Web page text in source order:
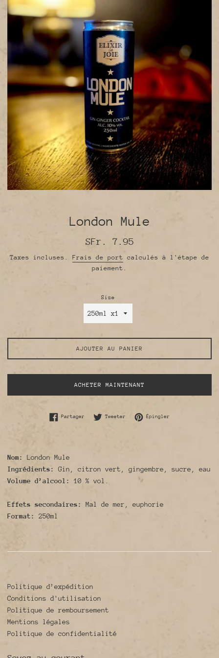
London Mule
Prix
SFr. 7.95
Taxes incluses. Frais de port calculés à l'étape de
paiement.
Size
AJOUTER AU PANIER
ACHETER MAINTENANT
Partager Partager sur Facebook
Tweeter Tweeter sur Twitter
Épingler
Nom: London Mule
Ingrédients:
Gin, citron vert, gingembre, sucre, eau
Volume d’alcool:
10 % vol.
Effets secondaires: Mal de mer, euphorie
Format:
250ml
Politique d’expédition
Conditions d'utilisation
Politique de remboursement
Mentions légales
Politique de confidentialité